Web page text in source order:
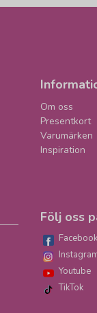
Om oss
Presentkort
Varumärken
Inspiration
Följ oss
Facebook
Youtube
TikTok